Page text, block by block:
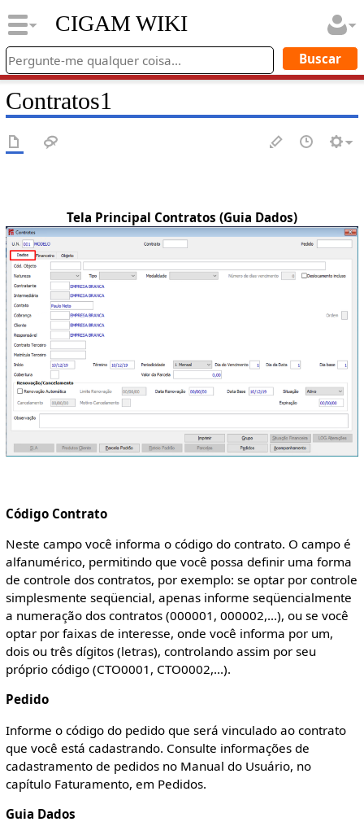
CIGAM WIKI
Contratos1
Tela Principal Contratos (Guia Dados)
Código Contrato
Neste campo você informa o código do contrato. O campo é
alfanumérico, permitindo que você possa definir uma forma
de controle dos contratos, por exemplo: se optar por controle
simplesmente seqüencial, apenas informe seqüencialmente
a numeração dos contratos (000001, 000002,...), ou se você
optar por faixas de interesse, onde você informa por um,
dois ou três dígitos (letras), controlando assim por seu
próprio código (CTO0001, CTO0002,...).
Pedido
Informe o código do pedido que será vinculado ao contrato
que você está cadastrando. Consulte informações de
cadastramento de pedidos no Manual do Usuário, no
capítulo Faturamento, em Pedidos.
Guia Dados